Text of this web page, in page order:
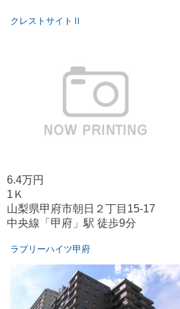
クレストサイトⅡ
6.4万円
1Ｋ
山梨県甲府市朝日２丁目15-17
中央線「甲府」駅 徒歩9分
ラブリーハイツ甲府